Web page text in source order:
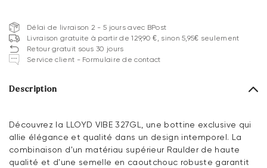
Délai de livraison 2 - 5 jours avec BPost
Livraison gratuite à partir de 129,90 €, sinon 5,95€ seulement
Retour gratuit sous 30 jours
Service client - Formulaire de contact
Description
Découvrez la LLOYD VIBE 327GL, une bottine exclusive qui
allie élégance et qualité dans un design intemporel. La
combinaison d'un matériau supérieur Raulder de haute
qualité et d'une semelle en caoutchouc robuste garantit